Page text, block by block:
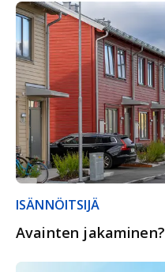
ISÄNNÖITSIJÄ
Avainten jakaminen?